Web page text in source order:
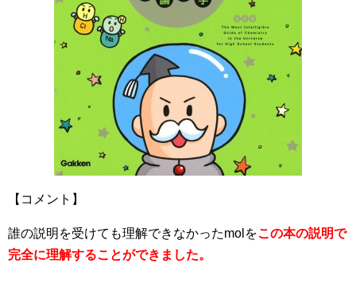
【コメント】
誰の説明を受けても理解できなかったmolをこの本の説明で
完全に理解することができました。